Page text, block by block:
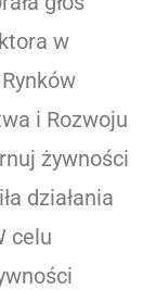
w
i Rozwoju
żywności
działania
celu